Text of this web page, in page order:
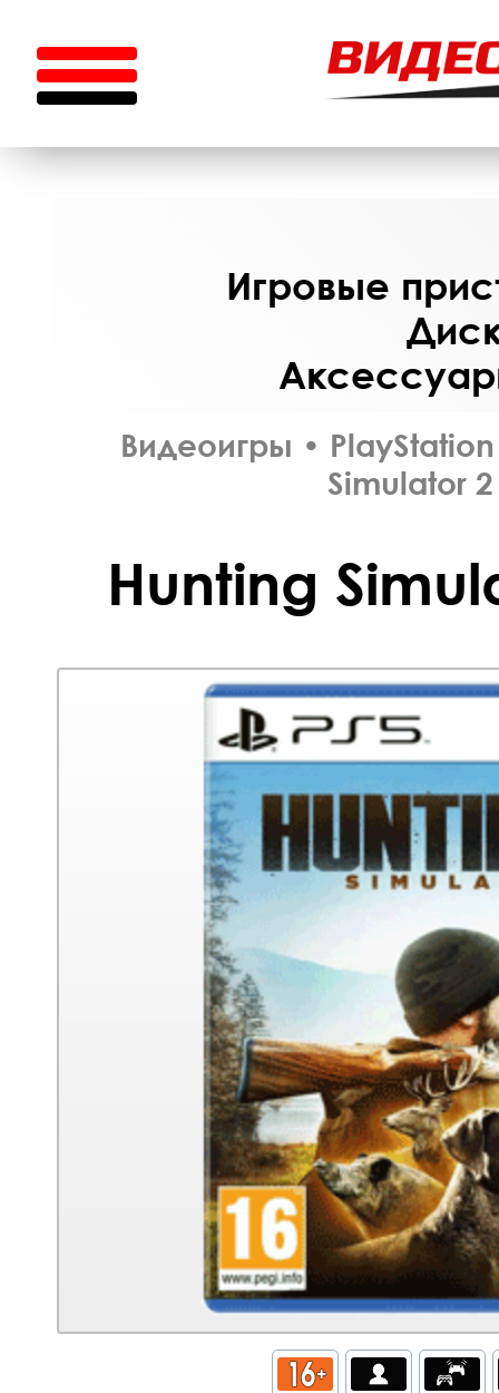
Игровые
Видеоигры •
Simulator 2
Hunting